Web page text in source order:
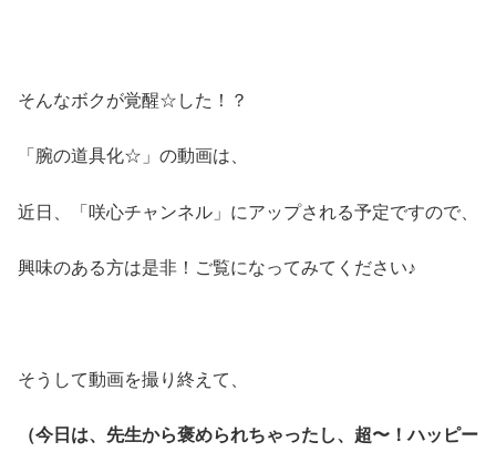
そんなボクが覚醒☆した！？
「腕の道具化☆」の動画は、
近日、「咲心チャンネル」にアップされる予定ですので、
興味のある方は是非！ご覧になってみてください♪
そうして動画を撮り終えて、
（今日は、先生から褒められちゃったし、超〜！ハッピー